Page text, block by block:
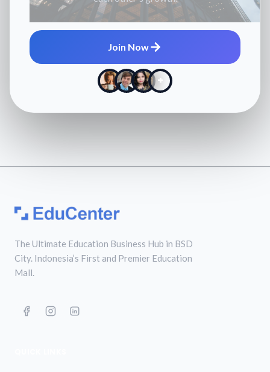
Join Now
+
The Ultimate Education Business Hub in BSD
City. Indonesia’s First and Premier Education
Mall.